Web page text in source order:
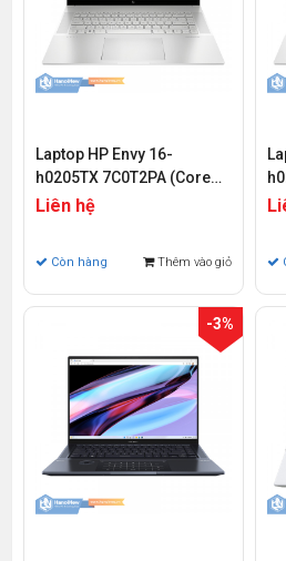
Laptop HP Envy 16-
h0205TX 7C0T2PA (Core
i9-12900H | 32GB | 512GB |
Liên hệ
Còn hàng Thêm vào giỏ
-3%